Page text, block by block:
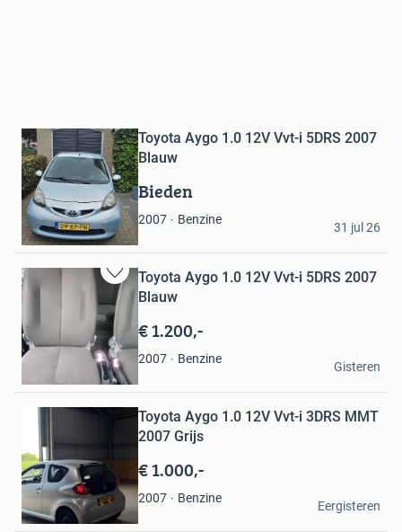
Mijn
Favorieten
Toyota Aygo 1.0 12V Vvt-i 5DRS 2007
Blauw
Bieden
2007 Benzine
daan de vries
Breda
31 jul 26
Bewaren
in
Mijn
Favorieten
Toyota Aygo 1.0 12V Vvt-i 5DRS 2007
Blauw
€ 1.200,-
2007 Benzine
R.A Arsenal
Gisteren
in
Toyota Aygo 1.0 12V Vvt-i 3DRS MMT
2007 Grijs
€ 1.000,-
2007 Benzine
Dari
Haarlem
Eergisteren